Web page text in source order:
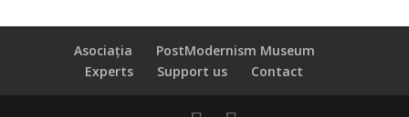
Asociația
PostModernism Museum
Experts
Support us Contact